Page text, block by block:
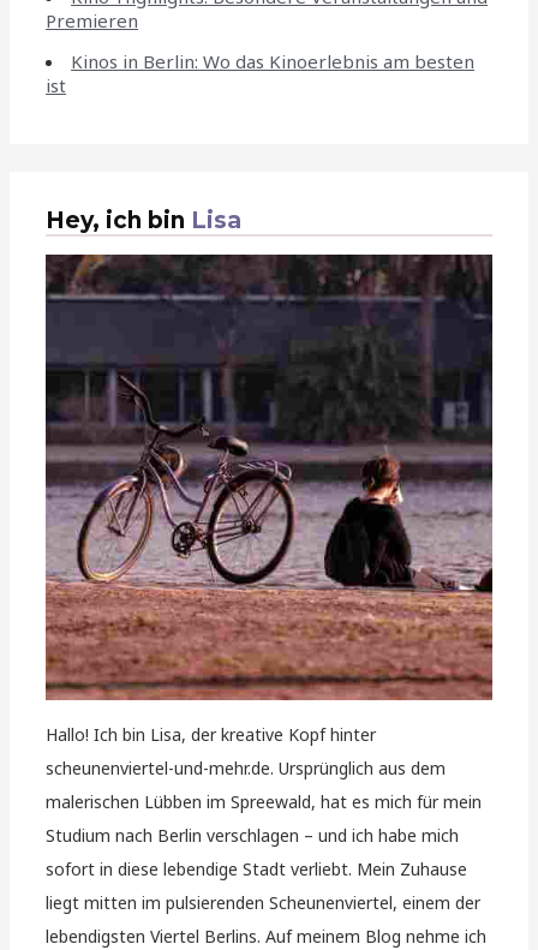
Premieren
Kinos in Berlin: Wo das Kinoerlebnis am besten
ist
Hey, ich bin Lisa
Hallo! Ich bin Lisa, der kreative Kopf hinter
scheunenviertel-und-mehr.de. Ursprünglich aus dem
malerischen Lübben im Spreewald, hat es mich für mein
Studium nach Berlin verschlagen – und ich habe mich
sofort in diese lebendige Stadt verliebt. Mein Zuhause
liegt mitten im pulsierenden Scheunenviertel, einem der
lebendigsten Viertel Berlins. Auf meinem Blog nehme ich